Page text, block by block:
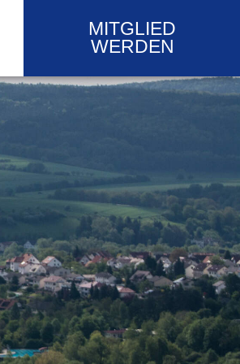
MITGLIED
WERDEN